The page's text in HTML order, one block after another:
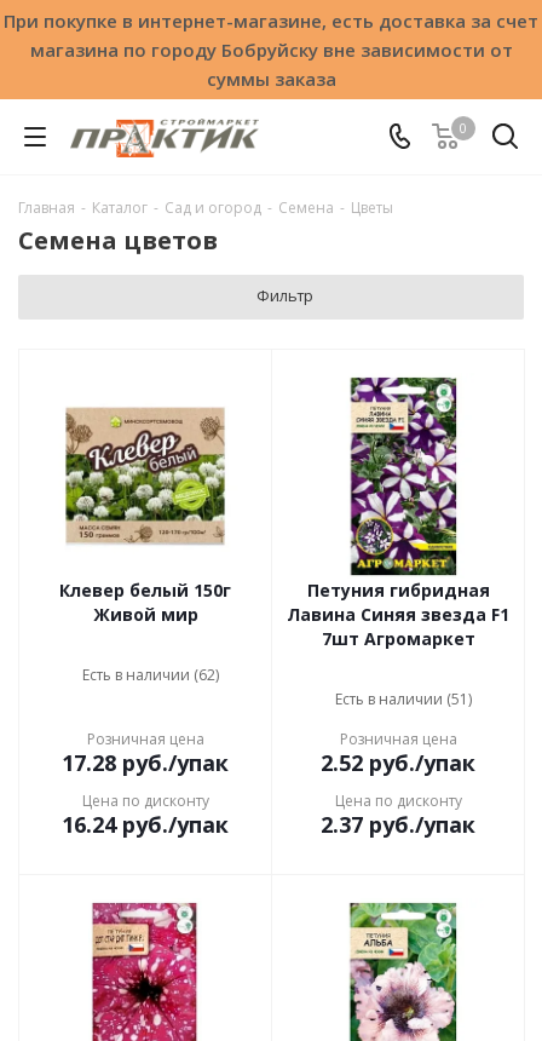
При покупке в интернет-магазине, есть доставка за счет
магазина по городу Бобруйску вне зависимости от
суммы заказа
0
Главная - Каталог - Сад и огород - Семена - Цветы
Семена цветов
Фильтр
Клевер белый 150г
Живой мир
Есть в наличии (62)
Розничная цена
17.28 руб./упак
Цена по дисконту
16.24руб./упак
Петуния гибридная
Лавина Синяя звезда F1
7шт Агромаркет
Есть в наличии (51)
Розничная цена
2.52 руб./упак
Цена по дисконту
2.37 руб./упак